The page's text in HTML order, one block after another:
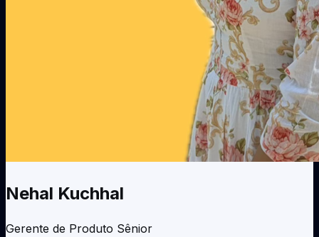
Nehal Kuchhal
Gerente de Produto Sênior